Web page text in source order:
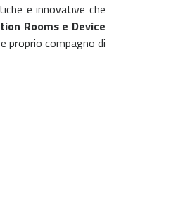
e innovative che
Rooms e Device
proprio compagno di